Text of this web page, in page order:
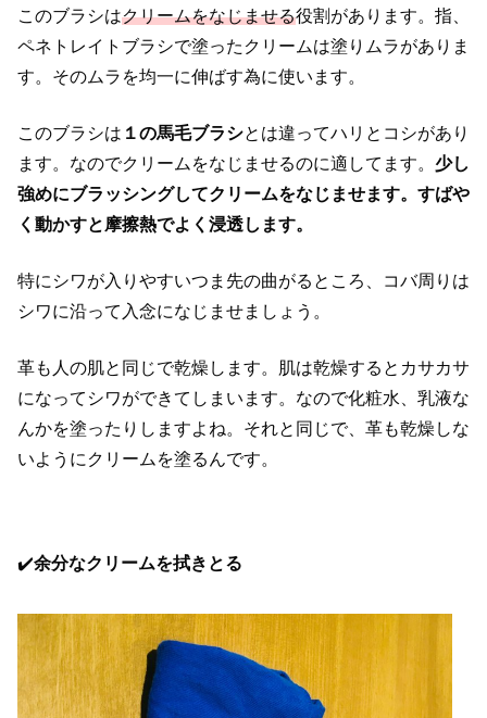
このブラシはクリームをなじませる役割があります。指、
ペネトレイトブラシで塗ったクリームは塗りムラがありま
す。そのムラを均一に伸ばす為に使います。
このブラシは １の馬毛ブラシとは違ってハリとコシがあり
ます。なのでクリームをなじませるのに適してます。 少し
強めにブラッシングしてクリームをなじませます。すばや
く動かすと摩擦熱でよく浸透します。
特にシワが入りやすいつま先の曲がるところ、コバ周りは
シワに沿って入念になじませましょう。
革も人の肌と同じで乾燥します。肌は乾燥するとカサカサ
になってシワができてしまいます。なので化粧水、乳液な
んかを塗ったりしますよね。それと同じで、革も乾燥しな
いようにクリームを塗るんです。
✔️余分なクリームを拭きとる